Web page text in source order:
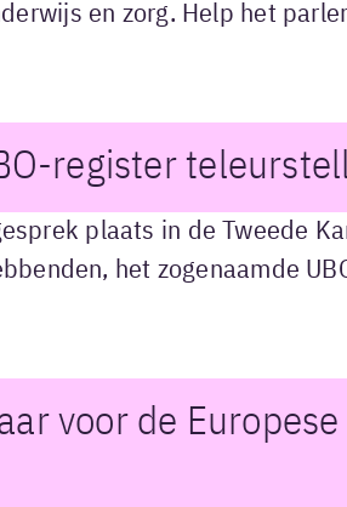
en zorg. Help het
register
plaats in de Tweede
het zogenaamde
voor de Europese